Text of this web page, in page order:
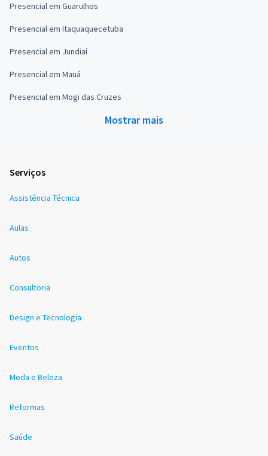
Presencial em Guarulhos
Presencial em Itaquaquecetuba
Presencial em Jundiaí
Presencial em Mauá
Presencial em Mogi das Cruzes
Mostrar mais
Serviços
Assistência Técnica
Aulas
Autos
Consultoria
Design e Tecnologia
Eventos
Moda e Beleza
Reformas
Saúde